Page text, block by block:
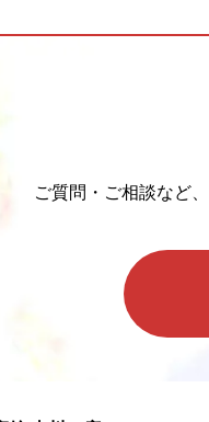
ご質問・ご相談など、